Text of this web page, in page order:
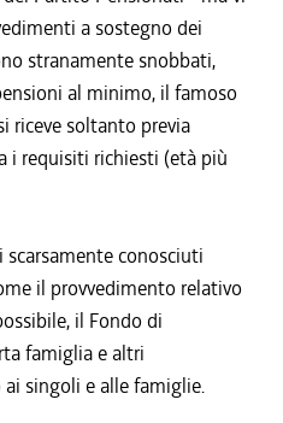
a sostegno dei
stranamente snobbati,
al minimo, il famoso
riceve soltanto previa
i requisiti richiesti (età più
conosciuti
il provvedimento relativo
il Fondo di
famiglia e altri
singoli e alle famiglie.